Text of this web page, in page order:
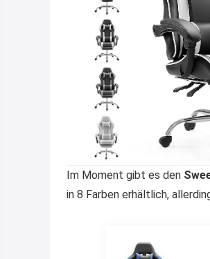
Im Moment gibt es den
in 8 Farben erhältlich,